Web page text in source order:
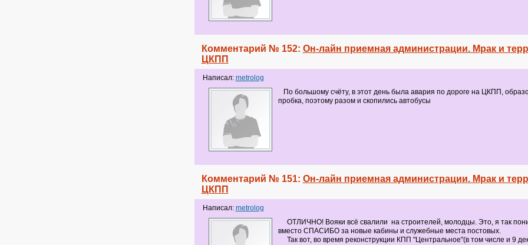
Комментарий № 152: Он-лайн приемная администрации. Мрак и
ЦКПП
Написал: metrolog
По большому счёту, в этот день была авария по дороге на ЦКПП,
пробка, поэтому разом и скопились автобусы
Комментарий № 151: Он-лайн приемная администрации. Мрак и
ЦКПП
Написал: metrolog
ОТЛИЧНО! Вояки всё свалили на строителей, молодцы. Это, я так
вместо СПАСИБО за новые кабины и служебные места постовых.
Так вот, во время реконструкции КПП "Центральное"(в том числе и 9